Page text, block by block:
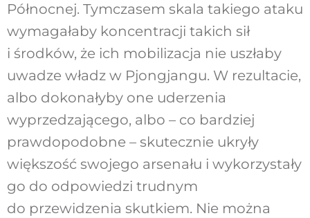
Północnej. Tymczasem skala takiego ataku
wymagałaby koncentracji takich sił
i środków, że ich mobilizacja nie uszłaby
uwadze władz w Pjongjangu. W rezultacie,
albo dokonałyby one uderzenia
wyprzedzającego, albo – co bardziej
prawdopodobne – skutecznie ukryły
większość swojego arsenału i wykorzystały
go do odpowiedzi trudnym
do przewidzenia skutkiem. Nie można